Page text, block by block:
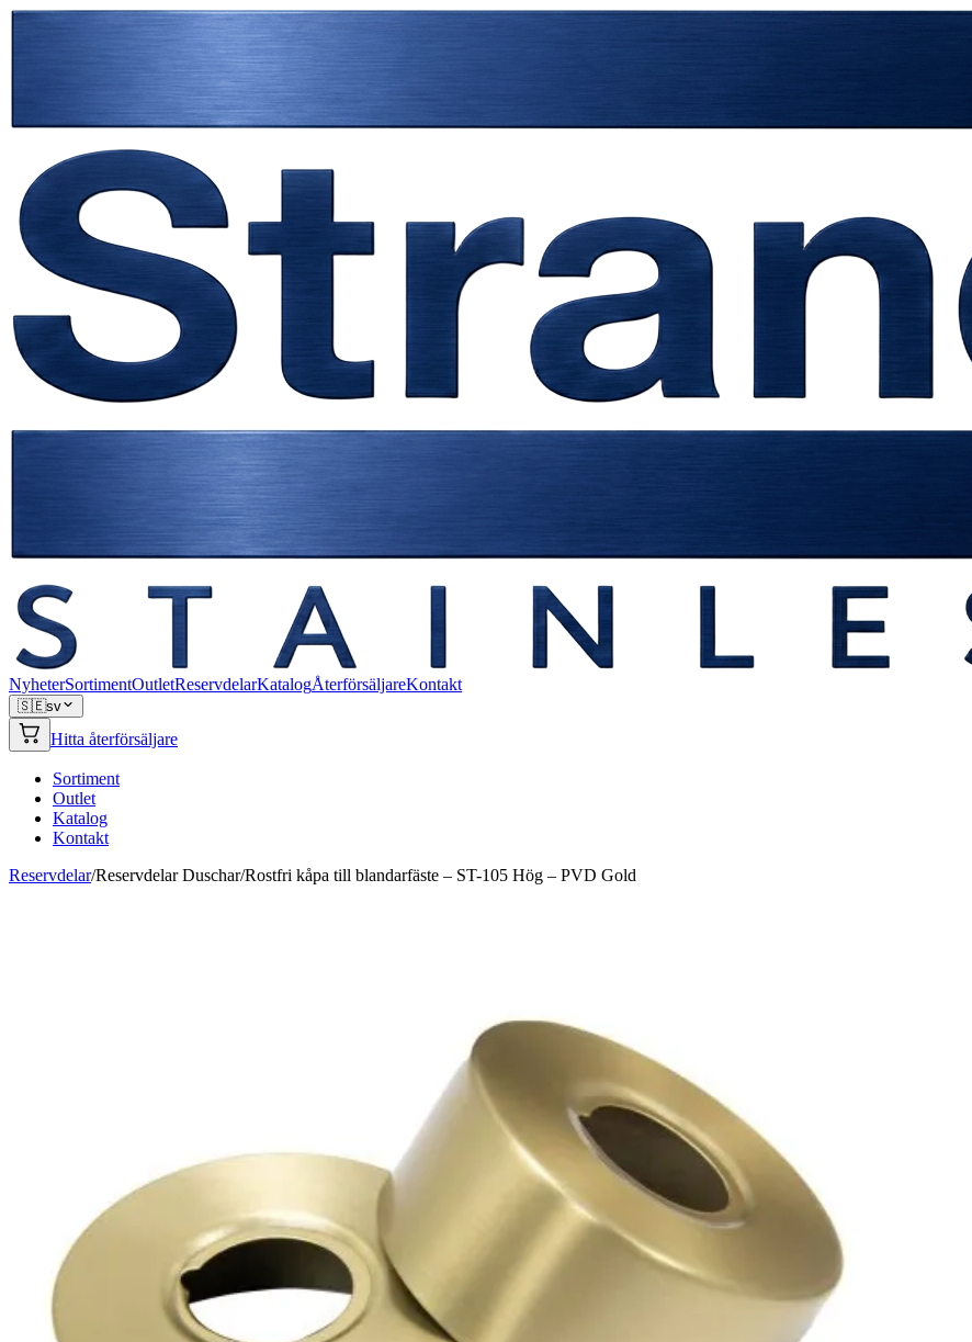
NyheterSortimentOutletReservdelarKatalogÅterförsäljareKontakt
🇸🇪sv
Hitta återförsäljare
Sortiment
Outlet
Katalog
Kontakt
Reservdelar/Reservdelar Duschar/Rostfri kåpa till blandarfäste – ST-105 Hög – PVD Gold